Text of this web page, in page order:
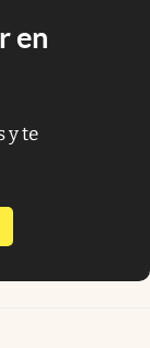
en
y te
nueva pestaña